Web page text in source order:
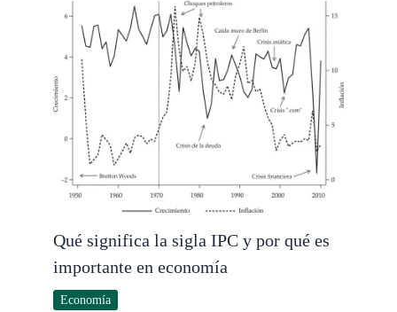
Qué significa la sigla IPC y por qué es
importante en economía
Economía